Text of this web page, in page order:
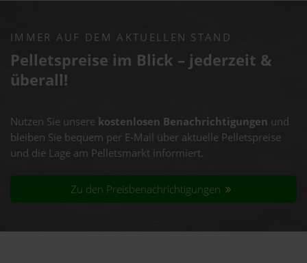
IMMER AUF DEM AKTUELLEN STAND
Pelletspreise im Blick – jederzeit &
überall!
Nutzen Sie unsere kostenlosen Benachrichtigungen und
bleiben Sie bequem per E-Mail über aktuelle Pelletspreise
und die Lage am Pelletsmarkt informiert.
Zu den Preisbenachrichtigungen